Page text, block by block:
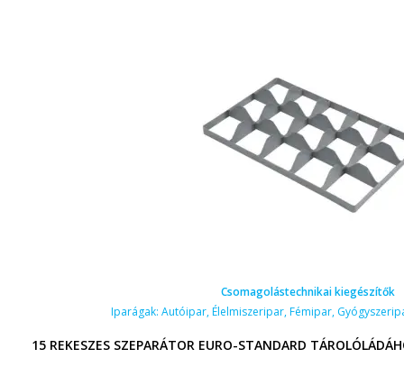
Csomagolástechnikai kiegészítők
Iparágak: Autóipar,Élelmiszeripar,Fémipar,
15 REKESZES SZEPARÁTOR EURO-STANDARD